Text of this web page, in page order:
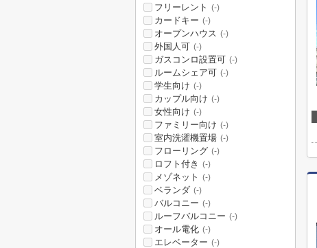
フリーレント (-)
カードキー (-)
オープンハウス (-)
外国人可 (-)
ガスコンロ設置可 (-)
ルームシェア可 (-)
学生向け (-)
カップル向け (-)
女性向け (-)
ファミリー向け (-)
室内洗濯機置場 (-)
フローリング (-)
ロフト付き (-)
メゾネット (-)
ベランダ (-)
バルコニー (-)
ルーフバルコニー (-)
オール電化 (-)
エレベーター (-)